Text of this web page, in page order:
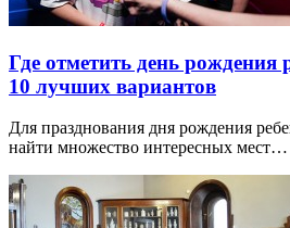
Где отметить день
10 лучших вариантов
Для празднования дня рождения
найти множество интересных мест…